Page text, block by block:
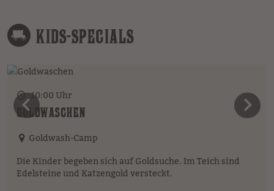
KIDS-SPECIALS
10:00 Uhr
GOLDWASCHEN
Goldwash-Camp
Die Kinder begeben sich auf Goldsuche. Im Teich sind
Edelsteine und Katzengold versteckt.
vorheriges Element